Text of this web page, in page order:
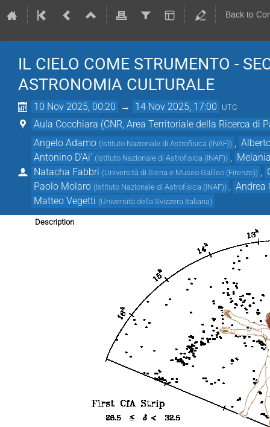
Back to
IL CIELO COME STRUMENTO -
ASTRONOMIA CULTURALE
10 Nov 2025, 00:20 → 14 Nov 2025, 17:00 UTC
Aula Cocchiara (CNR, Area Territoriale della Ricerca di
Angelo Adamo (Istituto Nazionale di Astrofisica (INAF))
Antonino D'Ai' (Istituto Nazionale di Astrofisica (INAF))
Natacha Fabbri (Università di Siena e Museo Galileo (Firenze))
Paolo Molaro (Istituto Nazionale di Astrofisica (INAF))
Andrea
Matteo Vegetti (Università della Svizzera Italiana)
Description